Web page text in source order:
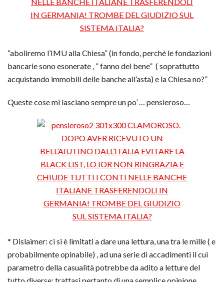
“aboliremo l’IMU alla Chiesa” (in fondo, perché le fondazioni
bancarie sono esonerate , ” fanno del bene” ( soprattutto
acquistando immobili delle banche all’asta) e la Chiesa no?”
Queste cose mi lasciano sempre un po’ … pensieroso…
* Dislaimer: ci si è limitati a dare una lettura, una tra le mille ( e
probabilmente opinabile) , ad una serie di accadimenti il cui
parametro della casualità potrebbe da adito a letture del
tutto diverse; trattasi pertanto di una semplice opinione